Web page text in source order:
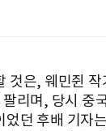
것은, 웨민쥔
리며, 당시 중
었던 후배 기자